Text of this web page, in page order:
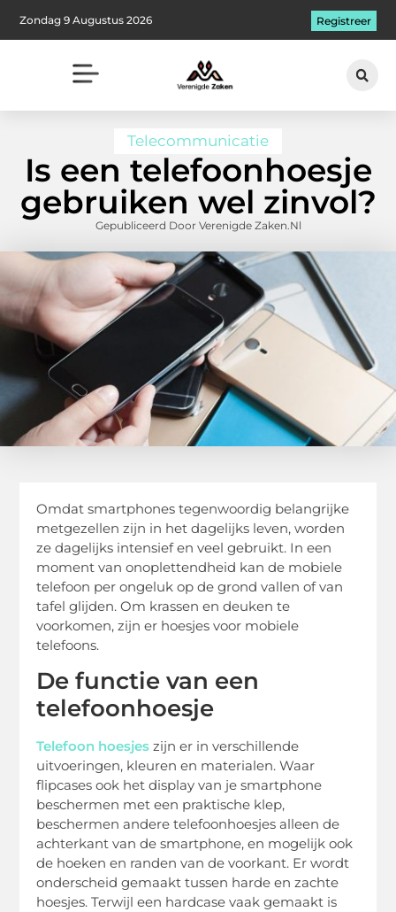
Zondag 9 Augustus 2026 Registreer
Telecommunicatie
Is een telefoonhoesje
gebruiken wel zinvol?
Gepubliceerd Door Verenigde Zaken.nl
Omdat smartphones tegenwoordig belangrijke
metgezellen zijn in het dagelijks leven, worden
ze dagelijks intensief en veel gebruikt. In een
moment van onoplettendheid kan de mobiele
telefoon per ongeluk op de grond vallen of van
tafel glijden. Om krassen en deuken te
voorkomen, zijn er hoesjes voor mobiele
telefoons.
De functie van een
telefoonhoesje
Telefoon hoesjes zijn er in verschillende
uitvoeringen, kleuren en materialen. Waar
flipcases ook het display van je smartphone
beschermen met een praktische klep,
beschermen andere telefoonhoesjes alleen de
achterkant van de smartphone, en mogelijk ook
de hoeken en randen van de voorkant. Er wordt
onderscheid gemaakt tussen harde en zachte
hoesjes. Terwijl een hardcase vaak gemaakt is